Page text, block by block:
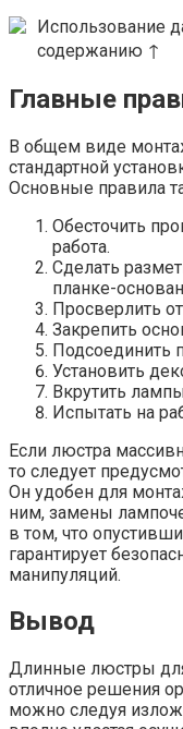
Использование
содержанию ↑
Главные
В общем виде
стандартной
Основные правила
Обесточить
работа.
Сделать
планке-
Просверлить
Закрепить
Подсоединить
Установить
Вкрутить
Испытать на
Если люстра
то следует
Он удобен для
ним, замены
в том, что
гарантирует
манипуляций.
Вывод
Длинные люстры
отличное решения
можно следуя